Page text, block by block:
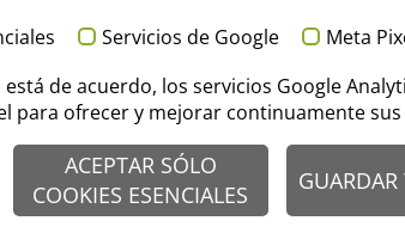
Servicios de Google
Meta
de acuerdo, los servicios Google
para ofrecer y mejorar continuamente
ACEPTAR SÓLO
COOKIES ESENCIALES
GUARDAR